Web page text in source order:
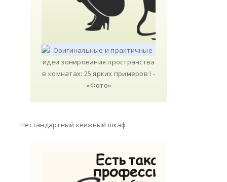
Нестандартный книжный шкаф